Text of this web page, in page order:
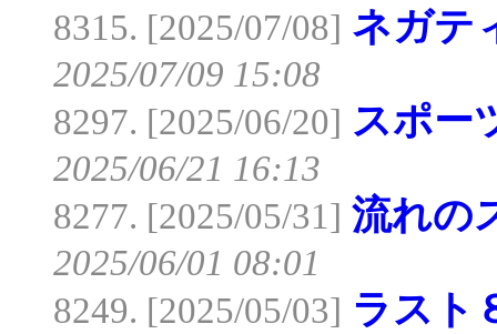
8315. [2025/07/08] ネガテ
2025/07/09 15:08
8297. [2025/06/20] スポー
2025/06/21 16:13
8277. [2025/05/31] 流れの
2025/06/01 08:01
8249. [2025/05/03] ラスト